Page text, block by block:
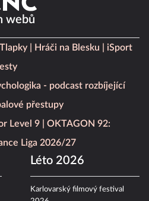
webů
Hráči na Blesku
iSport
- podcast rozbíjející
přestupy
Level 9
OKTAGON 92:
Liga 2026/27
Léto 2026
Karlovarský filmový festival